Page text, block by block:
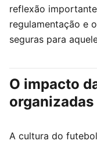
reflexão
regulamentação e
seguras para
O impacto
A cultura do